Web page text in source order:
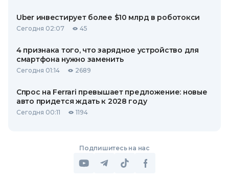
Uber инвестирует более $10 млрд в роботокси
Сегодня 02:07 45
4 признака того, что зарядное устройство для
смартфона нужно заменить
Сегодня 01:14 2689
Спрос на Ferrari превышает предложение: новые
авто придется ждать к 2028 году
Сегодня 00:11 1194
Подпишитесь на нас